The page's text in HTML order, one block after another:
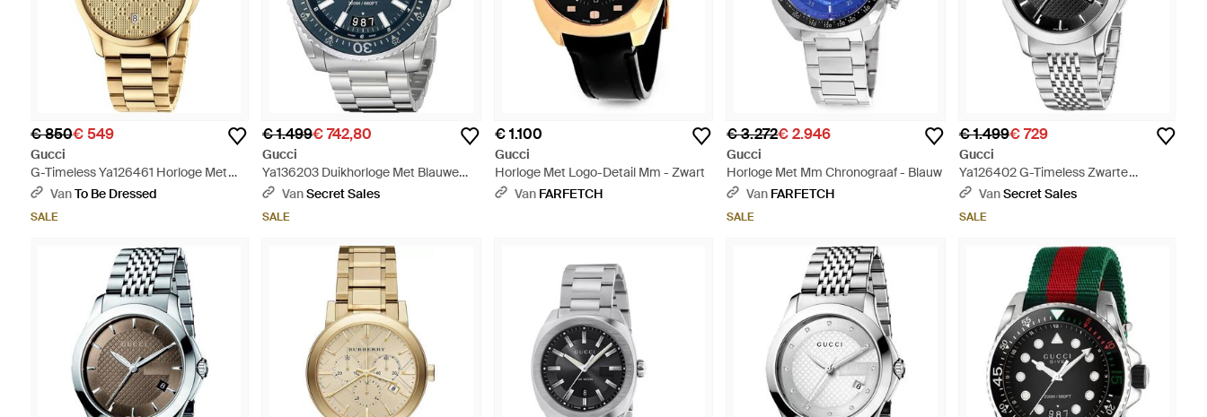
€ 850€ 549
Gucci
G-Timeless Ya126461 Horloge Met
Geelgouden Wijzerplaat - Metallic
VanTo Be Dressed
SALE
€ 1.499€ 742,80
Gucci
Ya136203 Duikhorloge Met Blauwe
Wijzerplaat En Roestvrijstalen
VanSecret Sales
SALE
€ 1.100
Gucci
Horloge Met Logo-Detail Mm - Zwart
Van FARFETCH
€ 3.272€ 2.946
Gucci
Horloge Met Mm Chronograaf - Blauw
Van FARFETCH
SALE
€ 1.499€ 729
Gucci
Ya126402 G-Timeless Zwarte
Wijzerplaat Herenhorloge - Metallic
VanSecret Sales
SALE